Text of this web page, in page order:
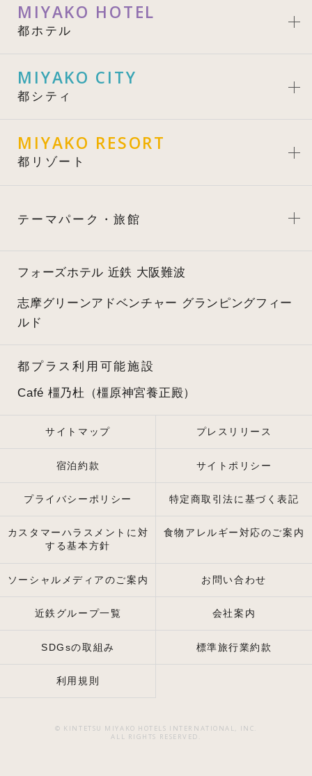
MIYAKO HOTEL
都ホテル
MIYAKO CITY
都シティ
MIYAKO RESORT
都リゾート
テーマパーク・旅館
フォーズホテル 近鉄 大阪難波
志摩グリーンアドベンチャー グランピングフィー
ルド
都プラス利用可能施設
Café 橿乃杜（橿原神宮養正殿）
サイトマップ プレスリリース
宿泊約款 サイトポリシー
プライバシーポリシー 特定商取引法に基づく表記
カスタマーハラスメントに対
する基本方針
食物アレルギー対応のご案内
ソーシャルメディアのご案内 お問い合わせ
近鉄グループ一覧 会社案内
SDGsの取組み 標準旅行業約款
利用規則
© KINTETSU MIYAKO HOTELS INTERNATIONAL, INC.
ALL RIGHTS RESERVED.